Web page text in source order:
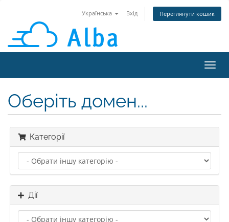
Українська Вхід Переглянути кошик
Оберіть домен...
Категорії
Дії